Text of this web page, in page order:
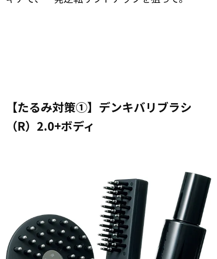
【たるみ対策①】デンキバリブラシ
（R）2.0+ボディ